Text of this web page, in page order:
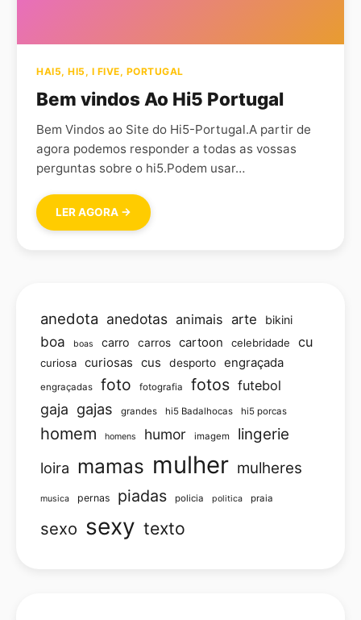
HAI5, HI5 , I FIVE, PORTUGAL
Bem vindos Ao Hi5 Portugal
Bem Vindos ao Site do Hi5-Portugal.A partir de
agora podemos responder a todas as vossas
perguntas sobre o hi5.Podem usar…
LER AGORA →
anedota anedotas animais arte bikini
boa boas carro carros cartoon celebridade cu
curiosa curiosas cus desporto engraçada
engraçadas foto fotografia fotos futebol
gaja gajas grandes hi5 Badalhocas hi5 porcas
homem homens humor imagem lingerie
loira mamas mulher mulheres
musica pernas piadas policia politica praia
sexo sexy texto